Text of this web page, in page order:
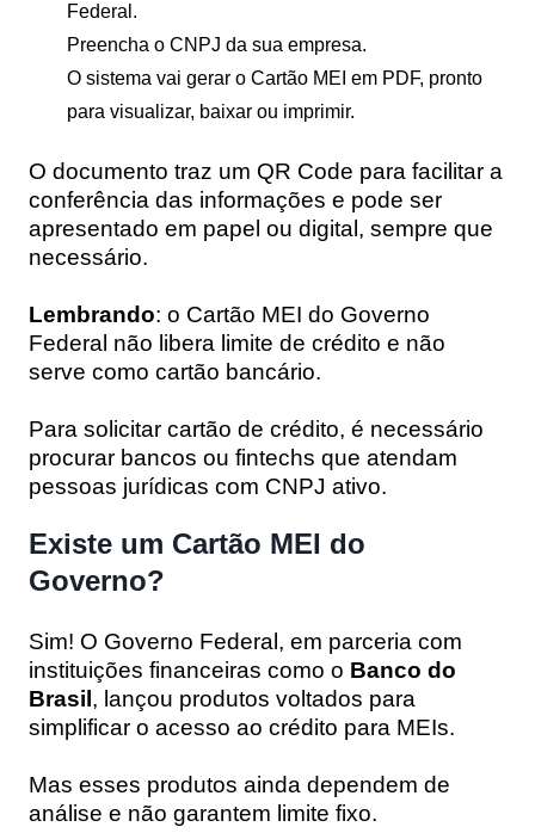
Federal.
Preencha o CNPJ da sua empresa.
O sistema vai gerar o Cartão MEI em PDF, pronto
para visualizar, baixar ou imprimir.
O documento traz um QR Code para facilitar a
conferência das informações e pode ser
apresentado em papel ou digital, sempre que
necessário.
Lembrando: o Cartão MEI do Governo
Federal não libera limite de crédito e não
serve como cartão bancário.
Para solicitar cartão de crédito, é necessário
procurar bancos ou fintechs que atendam
pessoas jurídicas com CNPJ ativo.
Existe um Cartão MEI do
Governo?
Sim! O Governo Federal, em parceria com
instituições financeiras como o Banco do
Brasil, lançou produtos voltados para
simplificar o acesso ao crédito para MEIs.
Mas esses produtos ainda dependem de
análise e não garantem limite fixo.